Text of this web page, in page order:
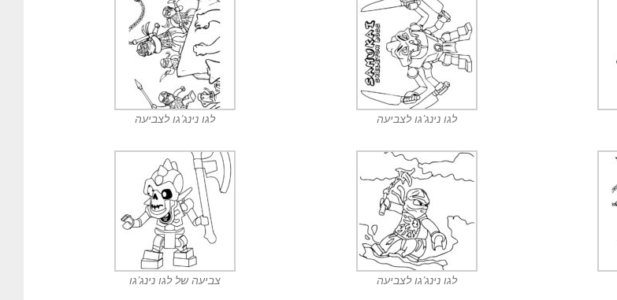
לגו נינג’גו לצביעה לגו נינג’גו לצביעה
לגו נינג’גו לצביעה צביעה של לגו נינג’גו